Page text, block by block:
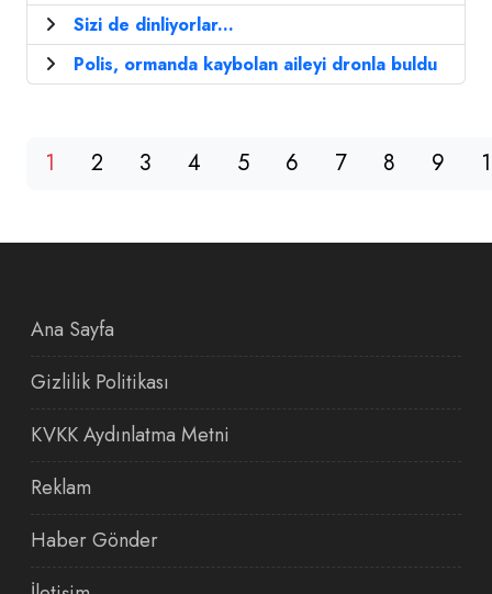
Sizi de dinliyorlar...
Polis, ormanda kaybolan aileyi dronla buldu
1 2 3 4 5 6 7 8 9
Ana Sayfa
Gizlilik Politikası
KVKK Aydınlatma Metni
Reklam
Haber Gönder